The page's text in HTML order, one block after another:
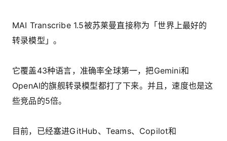
MAI Transcribe 1.5被苏莱曼直接称为「世界上最好的
转录模型」。
它覆盖43种语言，准确率全球第一，把Gemini和
OpenAI的旗舰转录模型都打了下来。并且，速度也是这
些竞品的5倍。
目前，已经塞进GitHub、Teams、Copilot和